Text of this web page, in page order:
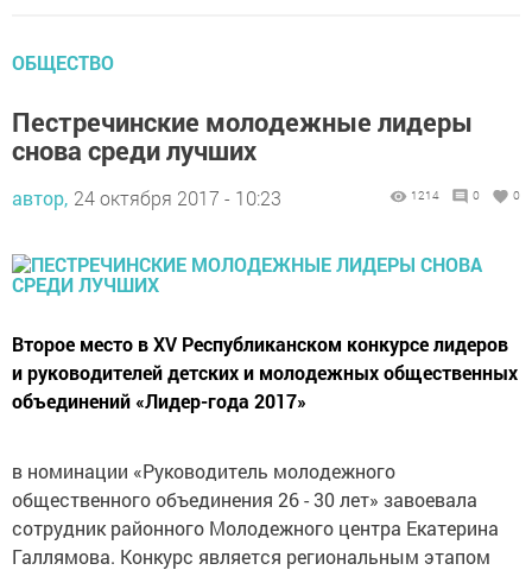
ОБЩЕСТВО
Пестречинские молодежные лидеры
снова среди лучших
автор, 24 октября 2017 - 10:23 1214 0 0
Второе место в XV Республиканском конкурсе лидеров
и руководителей детских и молодежных общественных
объединений «Лидер-года 2017»
в номинации «Руководитель молодежного
общественного объединения 26 - 30 лет» завоевала
сотрудник районного Молодежного центра Екатерина
Галлямова. Конкурс является региональным этапом